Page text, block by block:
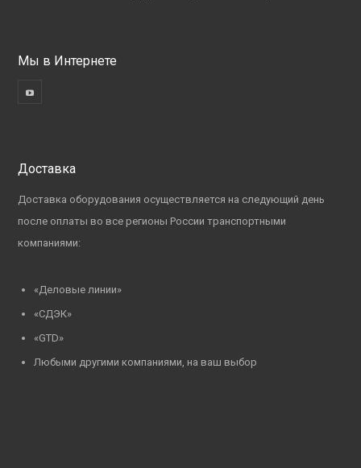
Мы в Интернете
Доставка
Доставка оборудования осуществляется на следующий день
после оплаты во все регионы России транспортными
компаниями:
«Деловые линии»
«СДЭК»
«GTD»
Любыми другими компаниями, на ваш выбор